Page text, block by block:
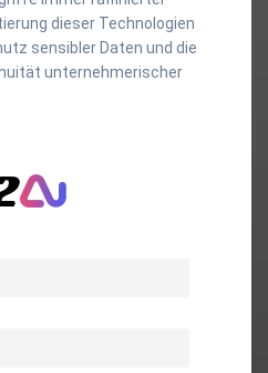
dieser Technologien
sensibler Daten und die
unternehmerischer